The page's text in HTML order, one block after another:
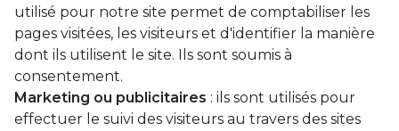
utilisé pour notre site permet de comptabiliser les
pages visitées, les visiteurs et d'identifier la manière
dont ils utilisent le site. Ils sont soumis à
consentement.
Marketing ou publicitaires : ils sont utilisés pour
effectuer le suivi des visiteurs au travers des sites